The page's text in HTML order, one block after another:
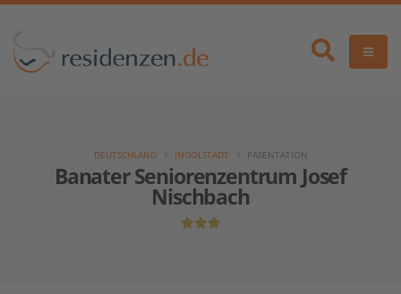
Banater Seniorenzentrum Josef
Nischbach
DEUTSCHLAND INGOLSTADT PÄSENTATION